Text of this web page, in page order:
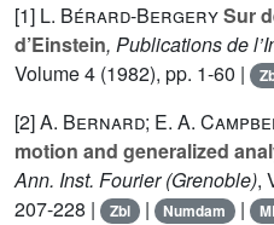
[1] L. Bérard-BergerySur
d’Einstein, Publications de
Volume 4 (1982), pp. 1-60 |
[2]A. Bernard; E. A.
motion and generalized
Ann. Inst. Fourier (Grenoble),
207-228 |
Zbl | Numdam |